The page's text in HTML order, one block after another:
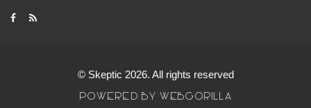
© Skeptic 2026. All rights reserved
POWERED BY WEBGORILLA